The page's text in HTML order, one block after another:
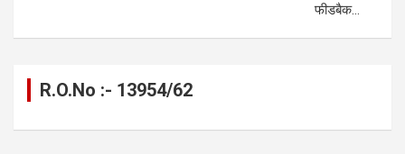
फीडबैक…
R.O.No :- 13954/62